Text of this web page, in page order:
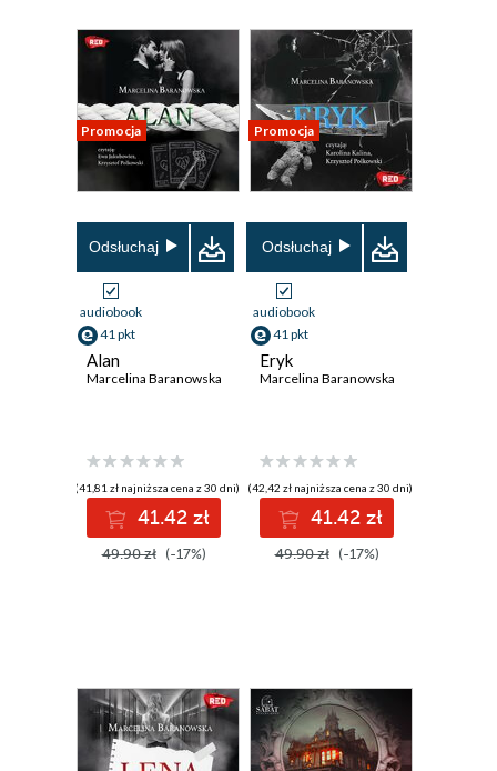
Promocja
Odsłuchaj
audiobook
41 pkt
Alan
Marcelina Baranowska
(41,81 zł najniższa cena z 30 dni)
41.42 zł
49.90 zł (-17%)
Promocja
Odsłuchaj
audiobook
41 pkt
Eryk
Marcelina Baranowska
(42,42 zł najniższa cena z 30 dni)
41.42 zł
49.90 zł (-17%)